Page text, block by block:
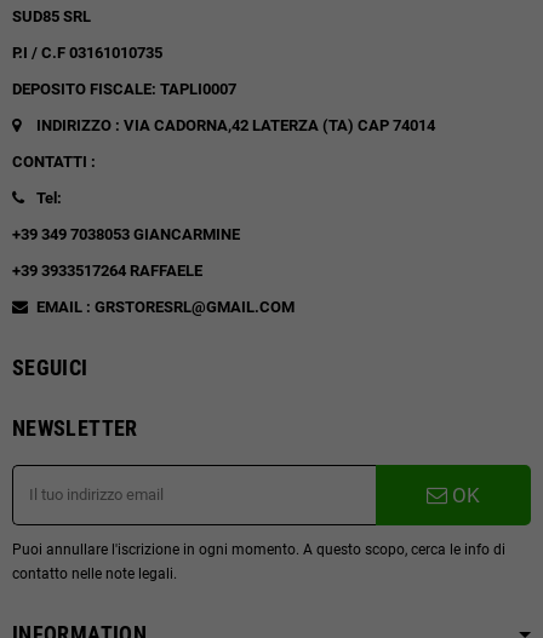
SUD85 SRL
P.I / C.F 03161010735
DEPOSITO FISCALE: TAPLI0007
INDIRIZZO : VIA CADORNA,42 LATERZA (TA) CAP 74014
CONTATTI :
Tel:
+39 349 7038053 GIANCARMINE
+39 3933517264 RAFFAELE
EMAIL : GRSTORESRL@GMAIL.COM
SEGUICI
NEWSLETTER
OK
Puoi annullare l'iscrizione in ogni momento. A questo scopo, cerca le info di
contatto nelle note legali.